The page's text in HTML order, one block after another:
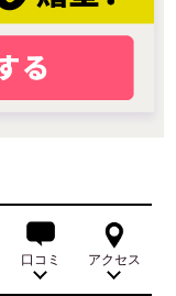
口コミ アクセス